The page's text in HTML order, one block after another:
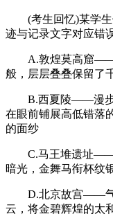
(考生回忆)某学
迹与记录文字对应错
A.敦煌莫高窟
般，层层叠叠保留了
B.西夏陵——漫步
在眼前铺展高低错落
的面纱
C.马王堆遗址
暗光，金舞马衔杯纹
D.北京故宫——
云，将金碧辉煌的太